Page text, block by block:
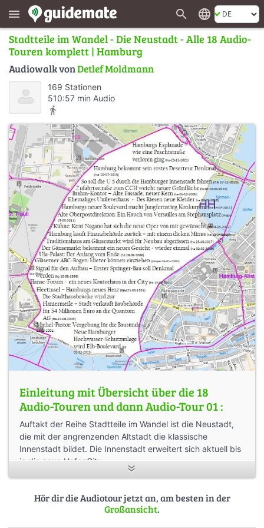
menu search
language
Stadtteile im Wandel - Die Neustadt - Alle 18 Audio-
Touren komplett | Hamburg
Audiowalk vonDetlef Moldmann
169 Stationen
510:57 min Audio
directions_walk
Einleitung mit Übersicht über die 18
Audio-Touren und dann Audio-Tour 01 :
Auftakt der Reihe Stadtteile im Wandel ist die Neustadt,
die mit der angrenzenden Altstadt die klassische
Innenstadt bildet. Die Innenstadt erweitert sich aktuell bis
in die neue HafenCity.
in den letzten Jahrzehnten eine besonders dynamische
Wandlung vollzogen. Die Baustruktur wurde umfänglich
Hör dir die Audiotour jetzt an, am besten in der
Großansicht.